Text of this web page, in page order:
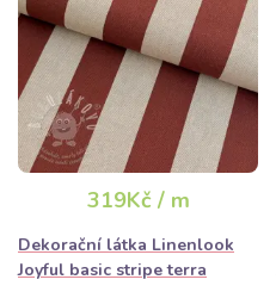
319Kč / m
Dekorační látka Linenlook
Joyful basic stripe terra